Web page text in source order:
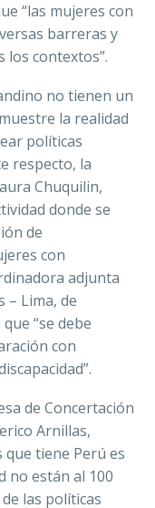
“las mujeres con
barreras y
los contextos”.
no tienen un
la realidad
políticas
respecto, la
Chuquilin,
donde se
de
con
adjunta
– Lima, de
“se debe
con
”.
de Concertación
Arnillas,
tiene Perú es
no están al 100
las políticas